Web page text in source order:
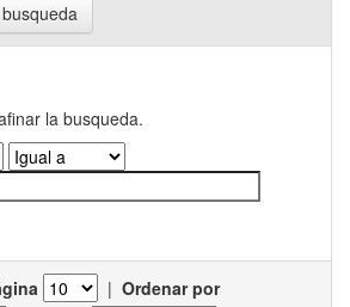
la busqueda.
| Ordenar por